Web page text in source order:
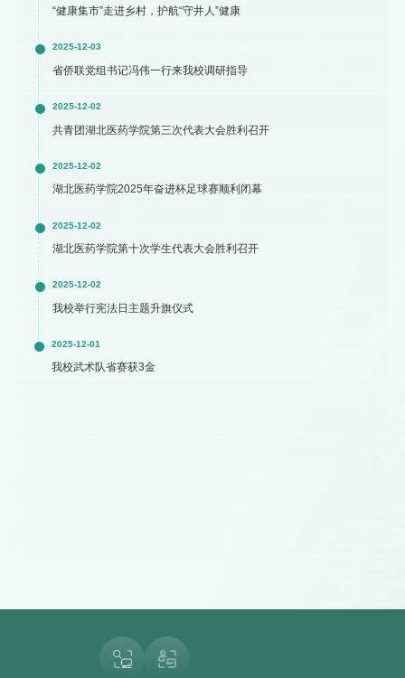
“健康集市”走进乡村，护航“守井人”健康
2025-12-03
省侨联党组书记冯伟一行来我校调研指导
2025-12-02
共青团湖北医药学院第三次代表大会胜利召开
2025-12-02
湖北医药学院2025年奋进杯足球赛顺利闭幕
2025-12-02
湖北医药学院第十次学生代表大会胜利召开
2025-12-02
我校举行宪法日主题升旗仪式
2025-12-01
我校武术队省赛获3金